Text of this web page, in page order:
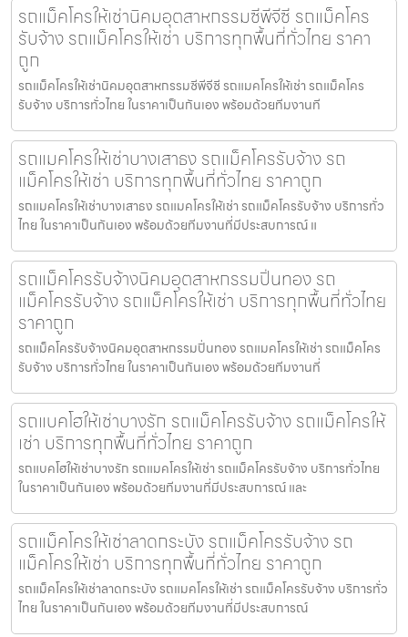
รถแม็คโครให้เช่านิคมอุตสาหกรรมซีพีจีซี รถแม็คโคร
รับจ้าง รถแม็คโครให้เช่า บริการทุกพื้นที่ทั่วไทย ราคา
ถูก
รถแม็คโครให้เช่านิคมอุตสาหกรรมซีพีจีซี รถแมคโครให้เช่า รถแม็คโคร
รับจ้าง บริการทั่วไทย ในราคาเป็นกันเอง พร้อมด้วยทีมงานที
รถแมคโครให้เช่าบางเสาธง รถแม็คโครรับจ้าง รถ
แม็คโครให้เช่า บริการทุกพื้นที่ทั่วไทย ราคาถูก
รถแมคโครให้เช่าบางเสาธง รถแมคโครให้เช่า รถแม็คโครรับจ้าง บริการทั่ว
ไทย ในราคาเป็นกันเอง พร้อมด้วยทีมงานที่มีประสบการณ์ แ
รถแม็คโครรับจ้างนิคมอุตสาหกรรมปิ่นทอง รถ
แม็คโครรับจ้าง รถแม็คโครให้เช่า บริการทุกพื้นที่ทั่วไทย
ราคาถูก
รถแม็คโครรับจ้างนิคมอุตสาหกรรมปิ่นทอง รถแมคโครให้เช่า รถแม็คโคร
รับจ้าง บริการทั่วไทย ในราคาเป็นกันเอง พร้อมด้วยทีมงานที่
รถแบคโฮให้เช่าบางรัก รถแม็คโครรับจ้าง รถแม็คโครให้
เช่า บริการทุกพื้นที่ทั่วไทย ราคาถูก
รถแบคโฮให้เช่าบางรัก รถแมคโครให้เช่า รถแม็คโครรับจ้าง บริการทั่วไทย
ในราคาเป็นกันเอง พร้อมด้วยทีมงานที่มีประสบการณ์ และ
รถแม็คโครให้เช่าลาดกระบัง รถแม็คโครรับจ้าง รถ
แม็คโครให้เช่า บริการทุกพื้นที่ทั่วไทย ราคาถูก
รถแม็คโครให้เช่าลาดกระบัง รถแมคโครให้เช่า รถแม็คโครรับจ้าง บริการทั่ว
ไทย ในราคาเป็นกันเอง พร้อมด้วยทีมงานที่มีประสบการณ์